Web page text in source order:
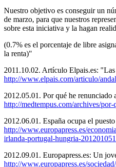
Nuestro objetivo es conseguir un
de marzo, para que nuestros
sobre esta iniciativa y la hagan
(0.7% es el porcentaje de libre
la renta)"
2011.10.02. Artículo Elpais.es:
http://www.elpais.com/articulo/
2012.05.01. Por qué he renunciado
http://medtempus.com/archives/
2012.06.01. España ocupa el
http://www.europapress.es/
irlanda-portugal-hungria-
2012.09.01. Europapress.es: Un
http://www.europapress.es/